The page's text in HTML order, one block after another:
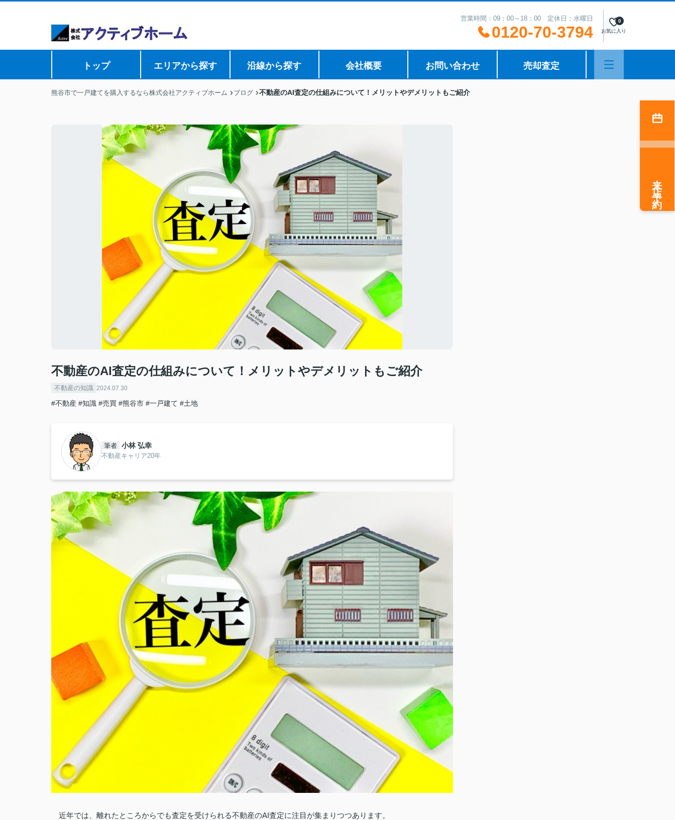
営業時間：09：00～18：00 定休日：水曜日
0120-70-3794 お気に入り
0
トップ エリアから探す 沿線から探す 会社概要 お問い合わせ 売却査定
熊谷市で一戸建てを購入するなら株式会社アクティブホーム ブログ 不動産のAI査定の仕組みについて！メリットやデメリットもご紹介
不動産のAI査定の仕組みについて！メリットやデメリットもご紹介
不動産の知識 2024.07.30
#不動産 #知識 #売買 #熊谷市 #一戸建て #土地
筆者 小林 弘幸
不動産キャリア20年
近年では、離れたところからでも査定を受けられる不動産のAI査定に注目が集まりつつあります。
来店予約